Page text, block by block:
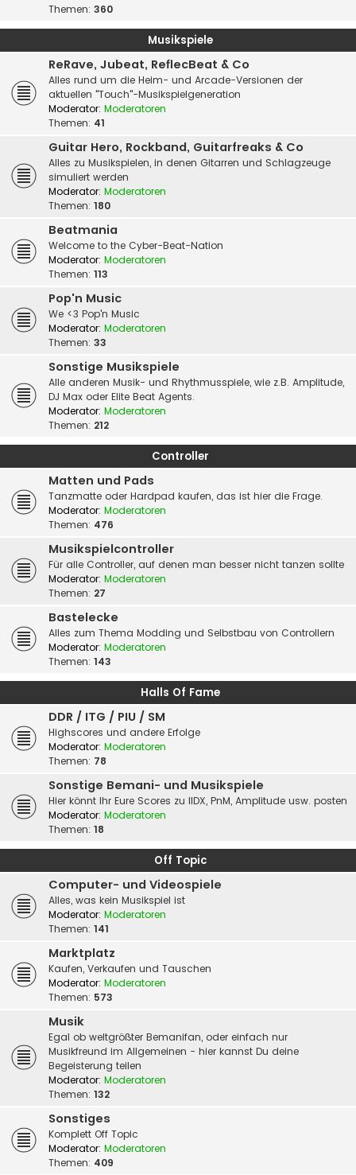
Themen: 360
Musikspiele
ReRave, Jubeat, ReflecBeat & Co
Alles rund um die Heim- und Arcade-Versionen der
aktuellen "Touch"-Musikspielgeneration
Moderator: Moderatoren
Themen: 41
Guitar Hero, Rockband, Guitarfreaks & Co
Alles zu Musikspielen, in denen Gitarren und Schlagzeuge
simuliert werden
Moderator: Moderatoren
Themen: 180
Beatmania
Welcome to the Cyber-Beat-Nation
Moderator: Moderatoren
Themen: 113
Pop'n Music
We <3 Pop'n Music
Moderator: Moderatoren
Themen: 33
Sonstige Musikspiele
Alle anderen Musik- und Rhythmusspiele, wie z.B. Amplitude,
DJ Max oder Elite Beat Agents.
Moderator: Moderatoren
Themen: 212
Controller
Matten und Pads
Tanzmatte oder Hardpad kaufen, das ist hier die Frage.
Moderator: Moderatoren
Themen: 476
Musikspielcontroller
Für alle Controller, auf denen man besser nicht tanzen sollte
Moderator: Moderatoren
Themen: 27
Bastelecke
Alles zum Thema Modding und Selbstbau von Controllern
Moderator: Moderatoren
Themen: 143
Halls Of Fame
DDR / ITG / PIU / SM
Highscores und andere Erfolge
Moderator: Moderatoren
Themen: 78
Sonstige Bemani- und Musikspiele
Hier könnt Ihr Eure Scores zu IIDX, PnM, Amplitude usw. posten
Moderator: Moderatoren
Themen: 18
Off Topic
Computer- und Videospiele
Alles, was kein Musikspiel ist
Moderator: Moderatoren
Themen: 141
Marktplatz
Kaufen, Verkaufen und Tauschen
Moderator: Moderatoren
Themen: 573
Musik
Egal ob weltgrößter Bemanifan, oder einfach nur
Musikfreund im Allgemeinen - hier kannst Du deine
Begeisterung teilen
Moderator: Moderatoren
Themen: 132
Sonstiges
Komplett Off Topic
Moderator: Moderatoren
Themen: 409